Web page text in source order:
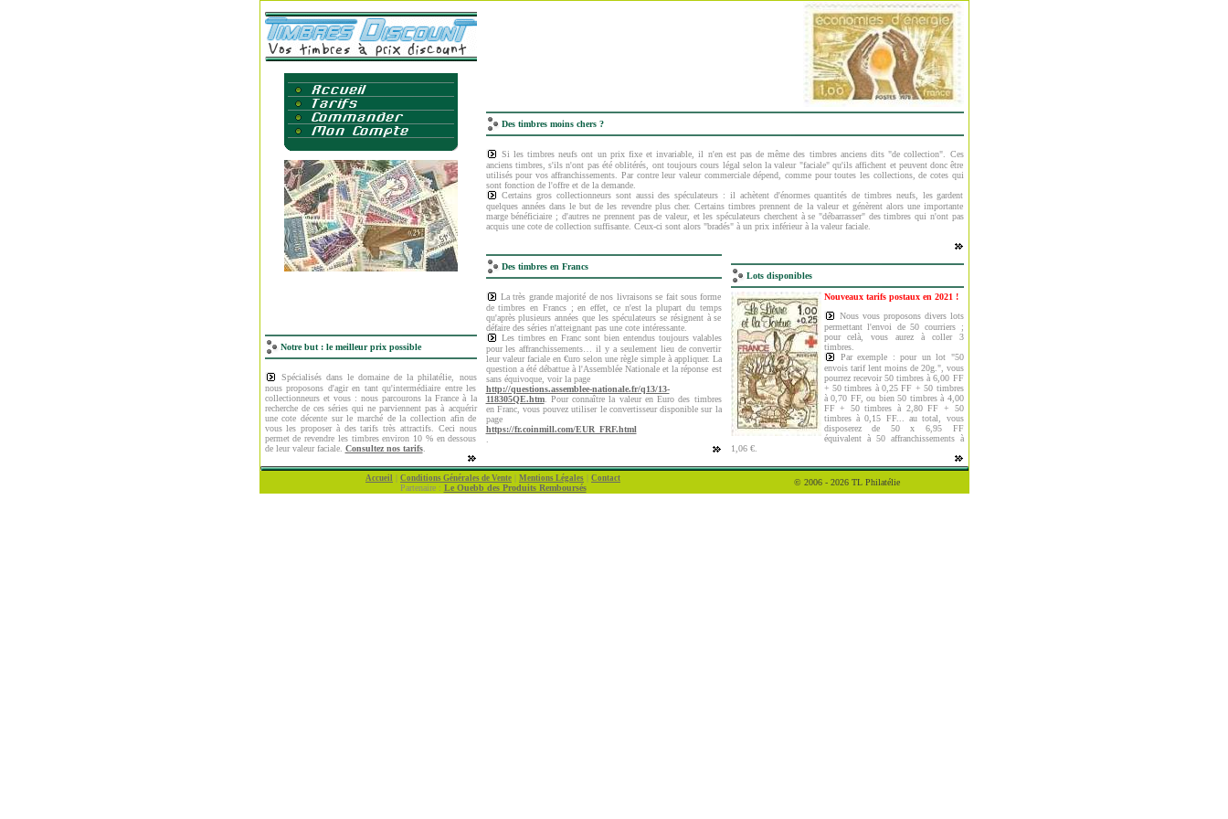
Des timbres moins chers ?
Si les timbres neufs ont un prix fixe et invariable, il n'en est pas de même des timbres anciens dits "de collection". Ces
anciens timbres, s'ils n'ont pas été oblitérés, ont toujours cours légal selon la valeur "faciale" qu'ils affichent et peuvent donc être
utilisés pour vos affranchissements. Par contre leur valeur commerciale dépend, comme pour toutes les collections, de cotes qui
sont fonction de l'offre et de la demande.
Certains gros collectionneurs sont aussi des spéculateurs : il achètent d'énormes quantités de timbres neufs, les gardent
quelques années dans le but de les revendre plus cher. Certains timbres prennent de la valeur et génèrent alors une importante
marge bénéficiaire ; d'autres ne prennent pas de valeur, et les spéculateurs cherchent à se "débarrasser" des timbres qui n'ont pas
acquis une cote de collection suffisante. Ceux-ci sont alors "bradés" à un prix inférieur à la valeur faciale.
Des timbres en Francs
La très grande majorité de nos livraisons se fait sous forme
de timbres en Francs ; en effet, ce n'est la plupart du temps
qu'après plusieurs années que les spéculateurs se résignent à se
défaire des séries n'atteignant pas une cote intéressante.
Les timbres en Franc sont bien entendus toujours valables
pour les affranchissements… il y a seulement lieu de convertir
leur valeur faciale en €uro selon une règle simple à appliquer. La
question a été débattue à l'Assemblée Nationale et la réponse est
sans équivoque, voir la page
http://questions.assemblee-nationale.fr/q13/13-
118305QE.htm. Pour connaître la valeur en Euro des timbres
en Franc, vous pouvez utiliser le convertisseur disponible sur la
page
https://fr.coinmill.com/EUR_FRF.html
Lots disponibles
Nouveaux tarifs postaux en 2021 !
Nous vous proposons divers lots
permettant l'envoi de 50 courriers ;
pour celà, vous aurez à coller 3
timbres.
Par exemple : pour un lot "50
envois tarif lent moins de 20g.", vous
pourrez recevoir 50 timbres à 6,00 FF
+ 50 timbres à 0,25 FF + 50 timbres
à 0,70 FF, ou bien 50 timbres à 4,00
FF + 50 timbres à 2,80 FF + 50
timbres à 0,15 FF... au total, vous
disposerez de 50 x 6,95 FF
équivalent à 50 affranchissements à
1,06 €.
Notre but : le meilleur prix possible
Spécialisés dans le domaine de la philatélie, nous
nous proposons d'agir en tant qu'intermédiaire entre les
collectionneurs et vous : nous parcourons la France à la
recherche de ces séries qui ne parviennent pas à acquérir
une cote décente sur le marché de la collection afin de
vous les proposer à des tarifs très attractifs. Ceci nous
permet de revendre les timbres environ 10 % en dessous
de leur valeur faciale. Consultez nos tarifs.
Accueil | Conditions Générales de Vente | Mentions Légales | Contact
Partenaire : Le Ouebb des Produits Remboursés
© 2006 - 2026 TL Philatélie